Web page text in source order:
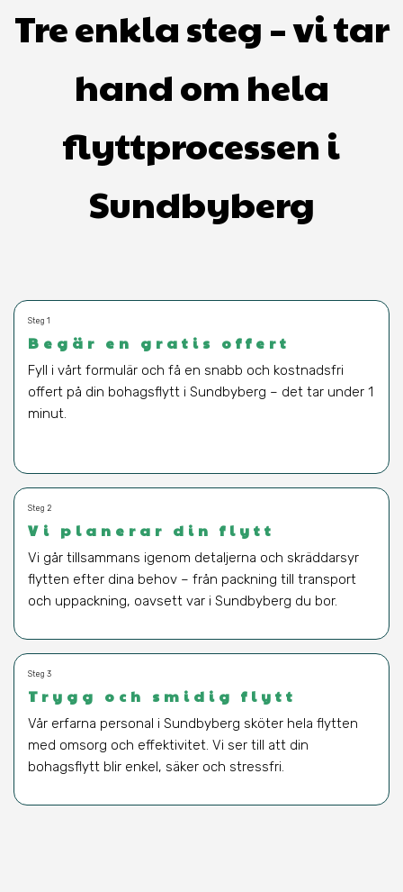
Tre enkla steg – vi tar
hand om hela
flyttprocessen i
Sundbyberg
Steg 1
Begär en gratis offert
Fyll i vårt formulär och få en snabb och kostnadsfri
offert på din bohagsflytt i Sundbyberg – det tar under 1
minut.
Steg 2
Vi planerar din flytt
Vi går tillsammans igenom detaljerna och skräddarsyr
flytten efter dina behov – från packning till transport
och uppackning, oavsett var i Sundbyberg du bor.
Steg 3
Trygg och smidig flytt
Vår erfarna personal i Sundbyberg sköter hela flytten
med omsorg och effektivitet. Vi ser till att din
bohagsflytt blir enkel, säker och stressfri.